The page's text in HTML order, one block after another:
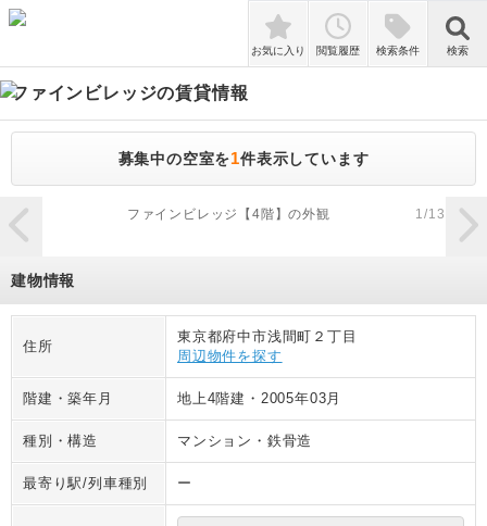
検索
お気に入り 閲覧履歴 検索条件 検索
ファインビレッジの賃貸情報
募集中の空室を1件表示しています
zoom_in
ファインビレッジ【4階】の外観 1/13
建物情報
住所
東京都府中市浅間町２丁目
周辺物件を探す
階建・築年月 地上4階建 ・ 2005年03月
種別・構造 マンション ・ 鉄骨造
最寄り駅/列車種別 ー